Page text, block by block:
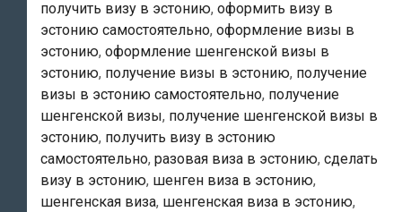
в
Эстонию?
получить визу в эстонию, оформить визу в
эстонию самостоятельно, оформление визы в
эстонию, оформление шенгенской визы в
эстонию, получение визы в эстонию, получение
визы в эстонию самостоятельно, получение
шенгенской визы, получение шенгенской визы в
эстонию, получить визу в эстонию
самостоятельно, разовая виза в эстонию, сделать
визу в эстонию, шенген виза в эстонию,
шенгенская виза, шенгенская виза в эстонию,